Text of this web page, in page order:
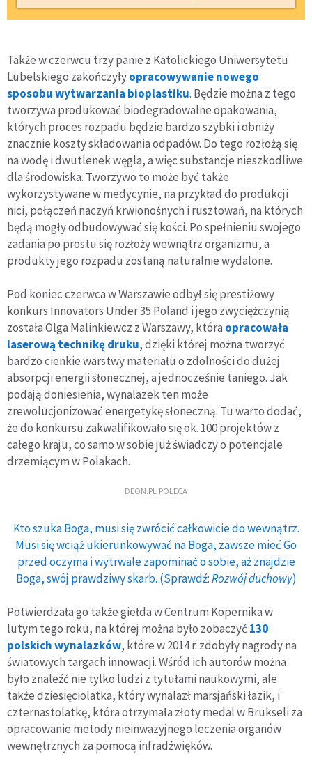
Także w czerwcu trzy panie z Katolickiego Uniwersytetu
Lubelskiego zakończyłyopracowywanie nowego
sposobu wytwarzania bioplastiku. Będzie można z tego
tworzywa produkować biodegradowalne opakowania,
których proces rozpadu będzie bardzo szybki i obniży
znacznie koszty składowania odpadów. Do tego rozłożą się
na wodę i dwutlenek węgla, a więc substancje nieszkodliwe
dla środowiska. Tworzywo to może być także
wykorzystywane w medycynie, na przykład do produkcji
nici, połączeń naczyń krwionośnych i rusztowań, na których
będą mogły odbudowywać się kości. Po spełnieniu swojego
zadania po prostu się rozłoży wewnątrz organizmu, a
produkty jego rozpadu zostaną naturalnie wydalone.
Pod koniec czerwca w Warszawie odbył się prestiżowy
konkurs Innovators Under 35 Poland i jego zwyciężczynią
została Olga Malinkiewcz z Warszawy, która opracowała
laserową technikę druku, dzięki której można tworzyć
bardzo cienkie warstwy materiału o zdolności do dużej
absorpcji energii słonecznej, a jednocześnie taniego. Jak
podają doniesienia, wynalazek ten może
zrewolucjonizować energetykę słoneczną. Tu warto dodać,
że do konkursu zakwalifikowało się ok. 100 projektów z
całego kraju, co samo w sobie już świadczy o potencjale
drzemiącym w Polakach.
DEON.PL POLECA
Kto szuka Boga, musi się zwrócić całkowicie do wewnątrz.
Musi się wciąż ukierunkowywać na Boga, zawsze mieć Go
przed oczyma i wytrwale zapominać o sobie, aż znajdzie
Boga, swój prawdziwy skarb. (Sprawdź:Rozwój duchowy)
Potwierdzała go także giełda w Centrum Kopernika w
lutym tego roku, na której można było zobaczyć 130
polskich wynalazków, które w 2014 r. zdobyły nagrody na
światowych targach innowacji. Wśród ich autorów można
było znaleźć nie tylko ludzi z tytułami naukowymi, ale
także dziesięciolatka, który wynalazł marsjański łazik, i
czternastolatkę, która otrzymała złoty medal w Brukseli za
opracowanie metody nieinwazyjnego leczenia organów
wewnętrznych za pomocą infradźwięków.